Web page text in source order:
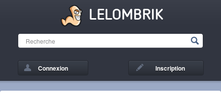
LELOMBRIK
Connexion Inscription